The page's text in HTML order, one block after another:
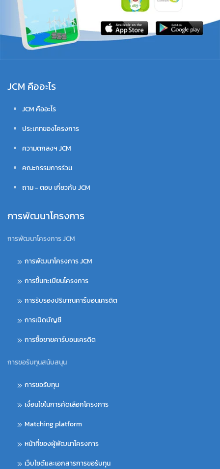
JCM คืออะไร
JCM คืออะไร
ประเภทของโครงการ
ความตกลงฯ JCM
คณะกรรมการร่วม
ถาม - ตอบ เกี่ยวกับ JCM
การพัฒนาโครงการ
การพัฒนาโครงการ JCM
การพัฒนาโครงการ JCM
การขึ้นทะเบียนโครงการ
การรับรองปริมาณคาร์บอนเครดิต
การเปิดบัญชี
การซื้อขายคาร์บอนเครดิต
การขอรับทุนสนับสนุน
การขอรับทุน
เงื่อนไขในการคัดเลือกโครงการ
Matching platform
หน้าที่ของผู้พัฒนาโครงการ
เว็บไซต์และเอกสารการขอรับทุน